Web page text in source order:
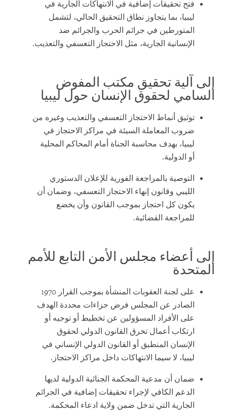
فتح تحقيقات إضافية في الانتهاكات الجارية في
ليبيا، بما يتجاوز نطاق التحقيق الحالي، لتشمل
المتورطين في جرائم الحرب والجرائم ضد
الإنسانية الجارية، مثل الاحتجاز التعسفي والتعذيب.
إلى آلية تحقيق مكتب المفوض
السامي لحقوق الإنسان حول ليبيا
توثيق أنماط الاحتجاز التعسفي والتعذيب وغيره من
ضروب المعاملة السيئة في مراكز الاحتجاز في
ليبيا، بهدف محاسبة الجناة أمام المحاكم المحلية
أو الدولية.
التوصية بالمراجعة الفورية للإعلان الدستوري
الليبي وقانون إنهاء الاحتجاز التعسفي، وضمان أن
يكون كل احتجاز بموجب القانون وأن يخضع
للمراجعة القضائية.
إلى أعضاء مجلس الأمن التابع للأمم
المتحدة
على لجنة العقوبات المنشأة بموجب القرار 1970
الصادر عن المجلس فرض جزاءات محددة الهدف
على الأفراد المسؤولين عن تخطيط أو توجيه أو
ارتكاب أعمال تخرق القانون الدولي لحقوق
الإنسان المنطبق أو القانون الدولي الإنساني في
ليبيا، لا سيما الانتهاكات داخل مراكز الاحتجاز.
ضمان أن مدعية المحكمة الجنائية الدولية لديها
الدعم الكافي لإجراء تحقيقات إضافية في الجرائم
الجارية التي تدخل ضمن ولاية ادعاء المحكمة.